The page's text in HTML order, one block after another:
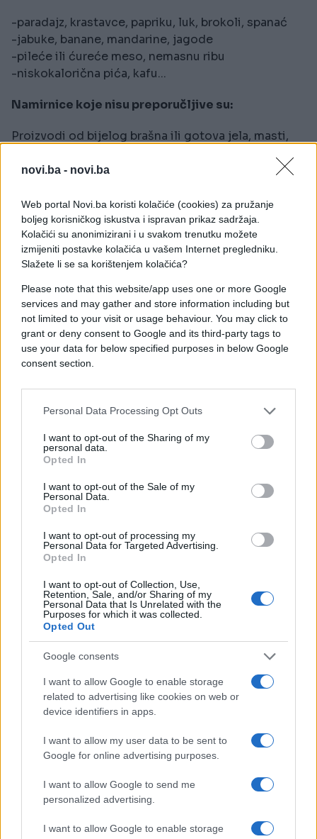
novi.ba - novi.ba
Web portal Novi.ba koristi kolačiće (cookies) za pružanje
boljeg korisničkog iskustva i ispravan prikaz sadržaja.
Kolačići su anonimizirani i u svakom trenutku možete
izmijeniti postavke kolačića u vašem Internet pregledniku.
Slažete li se sa korištenjem kolačića?
Please note that this website/app uses one or more Google
services and may gather and store information including but
not limited to your visit or usage behaviour. You may click to
grant or deny consent to Google and its third-party tags to
use your data for below specified purposes in below Google
consent section.
Personal Data Processing Opt Outs
I want to opt-out of the Sharing of my
personal data.
Opted In
I want to opt-out of the Sale of my
Personal Data.
Opted In
I want to opt-out of processing my
Personal Data for Targeted Advertising.
Opted In
I want to opt-out of Collection, Use,
Retention, Sale, and/or Sharing of my
Personal Data that Is Unrelated with the
Purposes for which it was collected.
Opted Out
Google consents
I want to allow Google to enable storage
related to advertising like cookies on web or
device identifiers in apps.
I want to allow my user data to be sent to
Google for online advertising purposes.
I want to allow Google to send me
personalized advertising.
I want to allow Google to enable storage
-paradajz, krastavce, papriku, luk, brokoli, spanać
-jabuke, banane, mandarine, jagode
-pileće ili ćureće meso, nemasnu ribu
-niskokalorična pića, kafu...
Namirnice koje nisu preporučljive su:
Proizvodi od bijelog brašna ili gotova jela, masti,
Doručak: Napravite omlet od dva jaja i komadića
paradajza
Ručak: Pileća prsa i salata od paradajza, paprike i
Dezert: Grejp
Večera: dva kuhana jaja i šolja čaja.
preporučenoj dnevnoj količini belančevina -
Njemačko nutricionističko društvo (DGE)
dnevno za odrasle. To značu da žena od 60
kilograma sme da pojede tri jaja na dan. Ipak,
jednostrana ishrana može da dovede do simptoma
nedostatka nutrijenata.
Ove dijete se pridržavaju brojne manekenke, a
posebno pred velike modne revije.
Izvor: Lepa&Srećna